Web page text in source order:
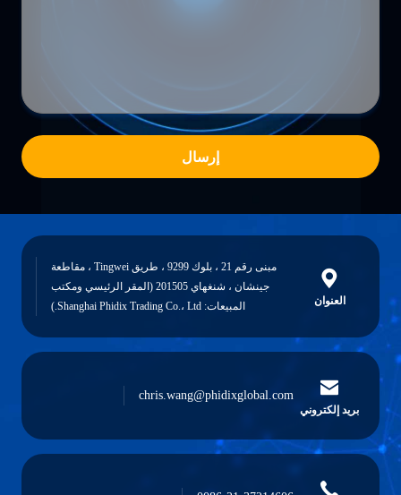
إرسال
العنوان
مبنى رقم 21 ، بلوك 9299 ، طريق Tingwei ، مقاطعة
جينشان ، شنغهاي 201505 (المقر الرئيسي ومكتب
المبيعات: Shanghai Phidix Trading Co.، Ltd.)
بريد إلكتروني
chris.wang@phidixglobal.com